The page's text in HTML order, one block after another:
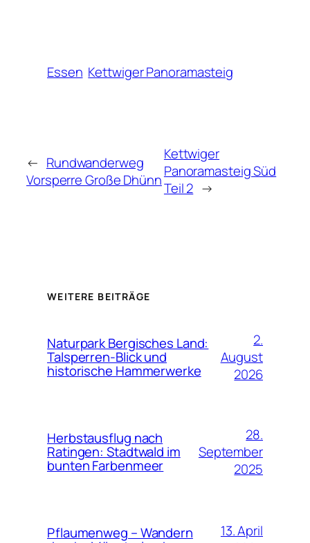
Essen Kettwiger Panoramasteig
← Rundwanderweg
Vorsperre Große Dhünn
Kettwiger
Panoramasteig Süd
Teil 2 →
WEITERE BEITRÄGE
Naturpark Bergisches Land:
Talsperren-Blick und
historische Hammerwerke
2.
August
2026
Herbstausflug nach
Ratingen: Stadtwald im
bunten Farbenmeer
28.
September
2025
Pflaumenweg – Wandern
13. April